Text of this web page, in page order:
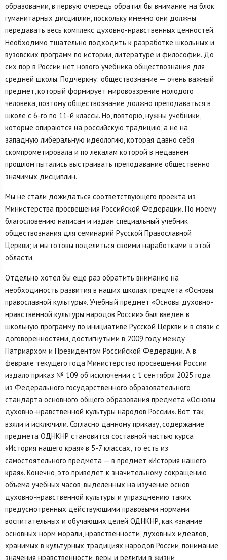
образовании, в первую очередь обратил бы внимание на блок
гуманитарных дисциплин, поскольку именно они должны
передавать весь комплекс духовно-нравственных ценностей.
Необходимо тщательно подходить к разработке школьных и
вузовских программ по истории, литературе и философии. До
сих пор в России нет нового учебника обществознания для
средней школы. Подчеркну: обществознание — очень важный
предмет, который формирует мировоззрение молодого
человека, поэтому обществознание должно преподаваться в
школе с 6-го по 11-й классы. Но, повторю, нужны учебники,
которые опираются на российскую традицию, а не на
западную либеральную идеологию, которая давно себя
скомпрометировала и по лекалам которой в недавнем
прошлом пытались выстраивать преподавание общественно
значимых дисциплин.
Мы не стали дожидаться соответствующего проекта из
Министерства просвещения Российской Федерации. По моему
благословению написан и издан специальный учебник
обществознания для семинарий Русской Православной
Церкви; и мы готовы поделиться своими наработками в этой
области.
Отдельно хотел бы еще раз обратить внимание на
необходимость развития в наших школах предмета «Основы
православной культуры». Учебный предмет «Основы духовно-
нравственной культуры народов России» был введен в
школьную программу по инициативе Русской Церкви и в связи с
договоренностями, достигнутыми в 2009 году между
Патриархом и Президентом Российской Федерации. А в
феврале текущего года Министерство просвещения России
издало приказ № 109 об исключении с 1 сентября 2025 года
из Федерального государственного образовательного
стандарта основного общего образования предмета «Основы
духовно-нравственной культуры народов России». Вот так,
взяли и исключили. Согласно данному приказу, содержание
предмета ОДНКНР становится составной частью курса
«История нашего края» в 5-7 классах, то есть из
самостоятельного предмета — в предмет «История нашего
края». Конечно, это приведет к значительному сокращению
объема учебных часов, выделенных на изучение основ
духовно-нравственной культуры и упразднению таких
предусмотренных действующими правовыми нормами
воспитательных и обучающих целей ОДНКНР, как «знание
основных норм морали, нравственности, духовных идеалов,
хранимых в культурных традициях народов России, понимание
значения нравственности, веры и религии в жизни